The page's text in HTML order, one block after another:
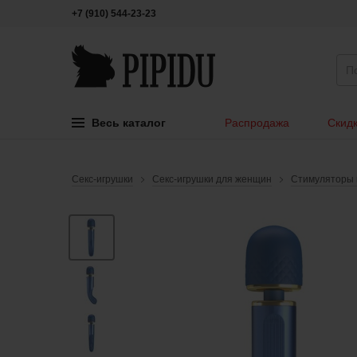
+7 (910) 544-23-23
Весь каталог Распродажа
Секс-игрушки Секс-игрушки для женщин Стимуляторы